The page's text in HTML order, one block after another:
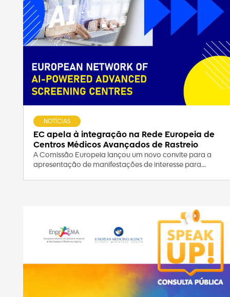
EC apela à integração na Rede Europeia de
Centros Médicos Avançados de Rastreio
NOTÍCIAS
A Comissão Europeia lançou um novo convite para a
apresentação de manifestações de interesse para...